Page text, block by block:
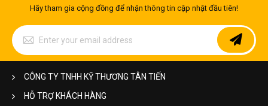
Hãy tham gia cộng đồng để nhận thông tin cập nhật đầu tiên!
Sign
Up
for
Our
Newsletter:
CÔNG TY TNHH KỸ THƯƠNG TÂN TIẾN
HỖ TRỢ KHÁCH HÀNG